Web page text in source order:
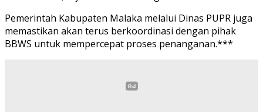
Pemerintah Kabupaten Malaka melalui Dinas PUPR juga
memastikan akan terus berkoordinasi dengan pihak
BBWS untuk mempercepat proses penanganan.***